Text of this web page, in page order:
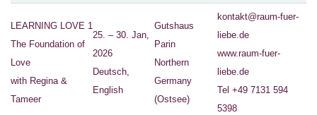
LEARNING LOVE 1
The Foundation of
Love
with Regina &
Tameer
25. – 30. Jan,
2026
Deutsch,
English
Gutshaus
Parin
Northern
Germany
(Ostsee)
kontakt@raum-fuer-
liebe.de
www.raum-fuer-
liebe.de
Tel +49 7131 594
5398